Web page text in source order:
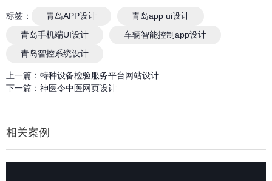
标签： 青岛APP设计
青岛app ui设计
青岛手机端UI设计
车辆智能控制app设计
青岛智控系统设计
上一篇： 特种设备检验服务平台网站设计
下一篇： 神医令中医网页设计
相关案例